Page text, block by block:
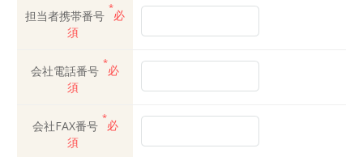
担当者携帯番号
*
必
須
会社電話番号
*
必
須
会社FAX番号
*
必
須